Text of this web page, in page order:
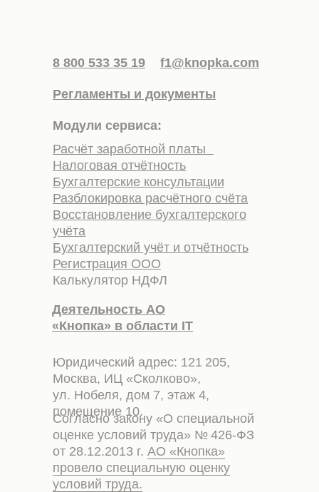
8 800 533 35 19 f1@knopka.com
Регламенты и документы
Модули сервиса:
Расчёт заработной платы
Налоговая отчётность
Бухгалтерские консультации
Разблокировка расчётного счёта
Восстановление бухгалтерского
учёта
Бухгалтерский учёт и отчётность
Регистрация ООО
Калькулятор НДФЛ
Деятельность АО
«Кнопка» в области IT
Юридический адрес: 121 205,
Москва, ИЦ «Сколково»,
ул. Нобеля, дом 7, этаж 4,
помещение 10.
Согласно закону «О специальной
оценке условий труда» № 426-ФЗ
от 28.12.2013 г. АО «Кнопка»
провело специальную оценку
условий труда.